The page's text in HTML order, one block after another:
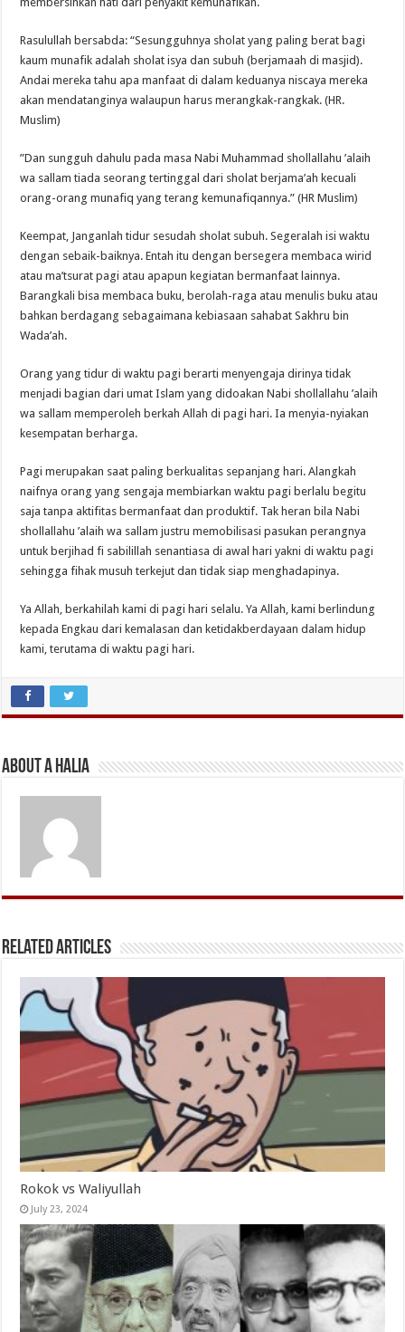
Rasulullah bersabda: “Sesungguhnya sholat yang paling berat bagi
kaum munafik adalah sholat isya dan subuh (berjamaah di masjid).
Andai mereka tahu apa manfaat di dalam keduanya niscaya mereka
akan mendatanginya walaupun harus merangkak-rangkak. (HR.
Muslim)
”Dan sungguh dahulu pada masa Nabi Muhammad shollallahu ’alaih
wa sallam tiada seorang tertinggal dari sholat berjama’ah kecuali
orang-orang munafiq yang terang kemunafiqannya.” (HR Muslim)
Keempat, Janganlah tidur sesudah sholat subuh. Segeralah isi waktu
dengan sebaik-baiknya. Entah itu dengan bersegera membaca wirid
atau ma’tsurat pagi atau apapun kegiatan bermanfaat lainnya.
Barangkali bisa membaca buku, berolah-raga atau menulis buku atau
bahkan berdagang sebagaimana kebiasaan sahabat Sakhru bin
Wada’ah.
Orang yang tidur di waktu pagi berarti menyengaja dirinya tidak
menjadi bagian dari umat Islam yang didoakan Nabi shollallahu ’alaih
wa sallam memperoleh berkah Allah di pagi hari. Ia menyia-nyiakan
kesempatan berharga.
Pagi merupakan saat paling berkualitas sepanjang hari. Alangkah
naifnya orang yang sengaja membiarkan waktu pagi berlalu begitu
saja tanpa aktifitas bermanfaat dan produktif. Tak heran bila Nabi
shollallahu ’alaih wa sallam justru memobilisasi pasukan perangnya
untuk berjihad fi sabilillah senantiasa di awal hari yakni di waktu pagi
sehingga fihak musuh terkejut dan tidak siap menghadapinya.
Ya Allah, berkahilah kami di pagi hari selalu. Ya Allah, kami berlindung
kepada Engkau dari kemalasan dan ketidakberdayaan dalam hidup
kami, terutama di waktu pagi hari.
About A Halia
Related Articles
Rokok vs Waliyullah
July 23, 2024